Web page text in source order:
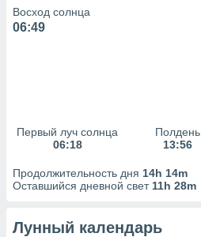
Восход солнца
06:49
Первый луч солнца
06:18
Полдень
13:56
Продолжительность дня 14h 14m
Оставшийся дневной свет 11h 28m
Лунный календарь